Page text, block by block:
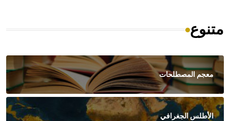
متنوع
معجم المصطلحات
الأطلس الجغرافي